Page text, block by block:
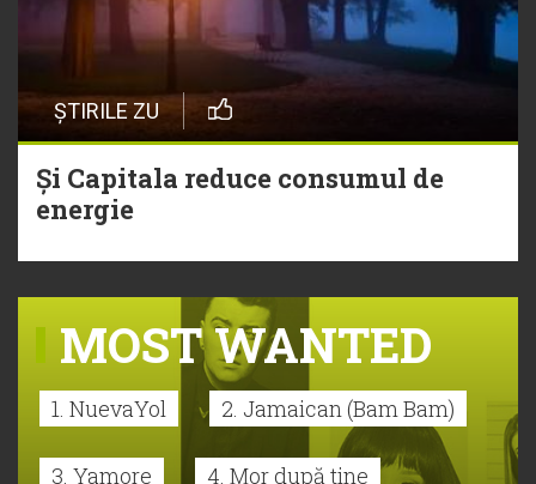
ȘTIRILE ZU
Și Capitala reduce consumul de
energie
MOST WANTED
1. NuevaYol 2. Jamaican (Bam Bam)
3. Yamore 4. Mor după tine